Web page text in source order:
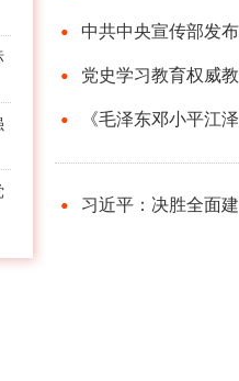
中共中央宣传部发
党史学习教育权威
《毛泽东邓小平江
习近平：决胜全面